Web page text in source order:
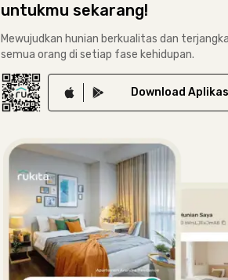
untukmu sekarang!
Mewujudkan hunian berkualitas dan
semua orang di setiap fase kehidupan.
Download